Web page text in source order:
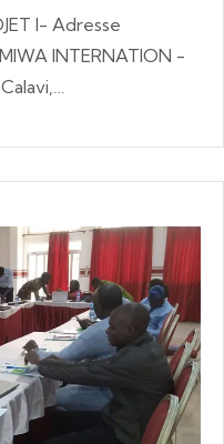
I- Adresse
INTERNATION -